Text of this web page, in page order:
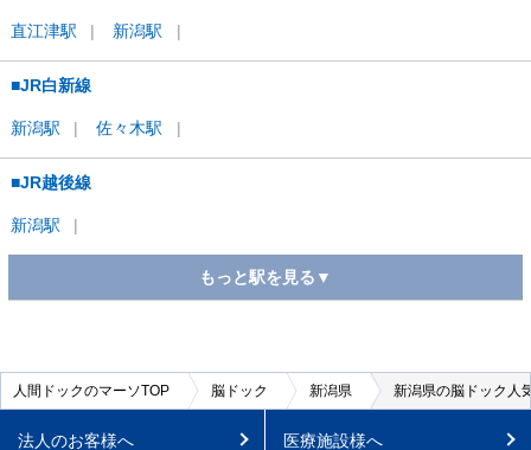
直江津駅 新潟駅
■JR白新線
新潟駅 佐々木駅
■JR越後線
新潟駅
もっと駅を見る▼
直江津駅
人間ドックのマーソTOP 脳ドック 新潟県 新潟県の脳ドック人
法人のお客様へ 医療施設様へ